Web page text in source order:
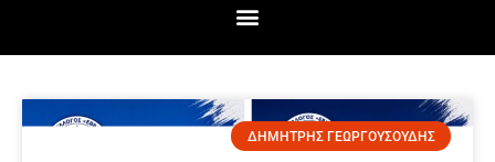
ΔΗΜΗΤΡΗΣ ΓΕΩΡΓΟΥΣΟΥΔΗΣ